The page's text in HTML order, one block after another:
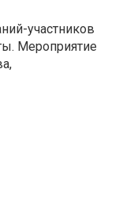
участников
Мероприятие